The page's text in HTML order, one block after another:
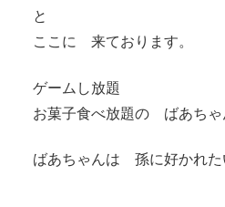
と
ここに 来ております。
ゲームし放題
お菓子食べ放題の ばあちゃ
ばあちゃんは 孫に好かれた